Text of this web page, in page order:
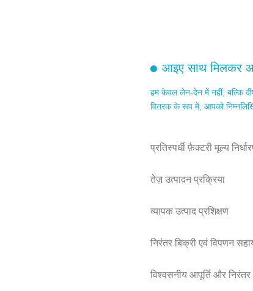
आइए साथ मिलकर
हम केवल लेन-देन में नहीं, बल्कि
वितरक के रूप में, आपको
प्रतिस्पर्धी फ़ैक्टरी मूल्य
तेज़ उत्पादन प्रक्रिया
व्यापक उत्पाद प्रशिक्षण
निरंतर बिक्री एवं विपणन
विश्वसनीय आपूर्ति और निरंतर